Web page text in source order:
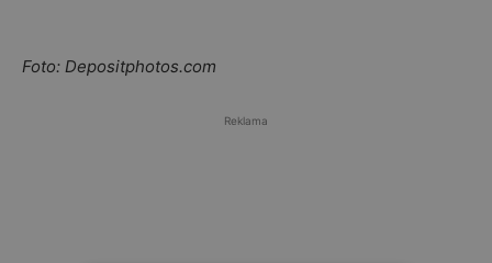
Foto: Depositphotos.com
Reklama